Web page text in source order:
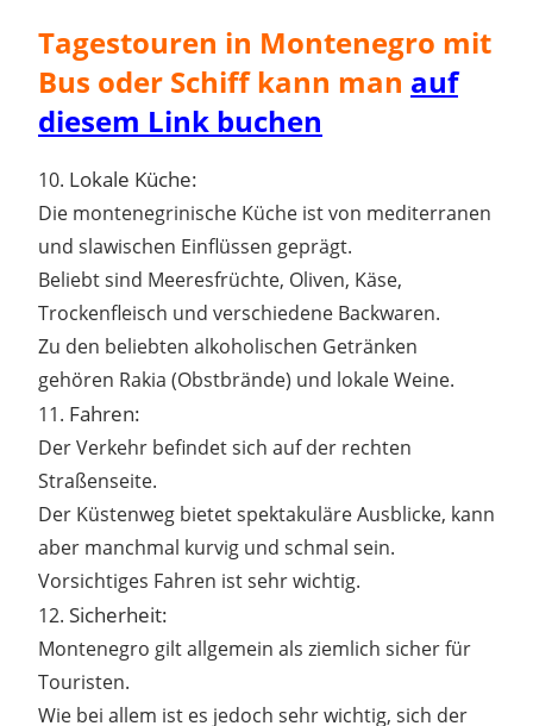
Tagestouren in Montenegro mit
Bus oder Schiff kann man auf
diesem Link buchen
10. Lokale Küche:
Die montenegrinische Küche ist von mediterranen
und slawischen Einflüssen geprägt.
Beliebt sind Meeresfrüchte, Oliven, Käse,
Trockenfleisch und verschiedene Backwaren.
Zu den beliebten alkoholischen Getränken
gehören Rakia (Obstbrände) und lokale Weine.
11. Fahren:
Der Verkehr befindet sich auf der rechten
Straßenseite.
Der Küstenweg bietet spektakuläre Ausblicke, kann
aber manchmal kurvig und schmal sein.
Vorsichtiges Fahren ist sehr wichtig.
12. Sicherheit:
Montenegro gilt allgemein als ziemlich sicher für
Touristen.
Wie bei allem ist es jedoch sehr wichtig, sich der